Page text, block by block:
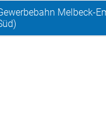
Melbeck-